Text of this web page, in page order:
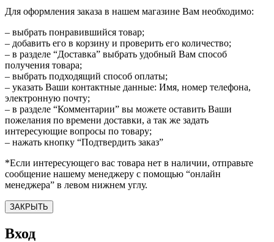
Для оформления заказа в нашем магазине Вам необходимо:
– выбрать понравившийся товар;
– добавить его в корзину и проверить его количество;
– в разделе “Доставка” выбрать удобный Вам способ
получения товара;
– выбрать подходящий способ оплаты;
– указать Ваши контактные данные: Имя, номер телефона,
электронную почту;
– в разделе “Комментарии” вы можете оставить Ваши
пожелания по времени доставки, а так же задать
интересующие вопросы по товару;
– нажать кнопку “Подтвердить заказ”
*Если интересующего вас товара нет в наличии, отправьте
сообщение нашему менеджеру с помощью “онлайн
менеджера” в левом нижнем углу.
ЗАКРЫТЬ
Вход